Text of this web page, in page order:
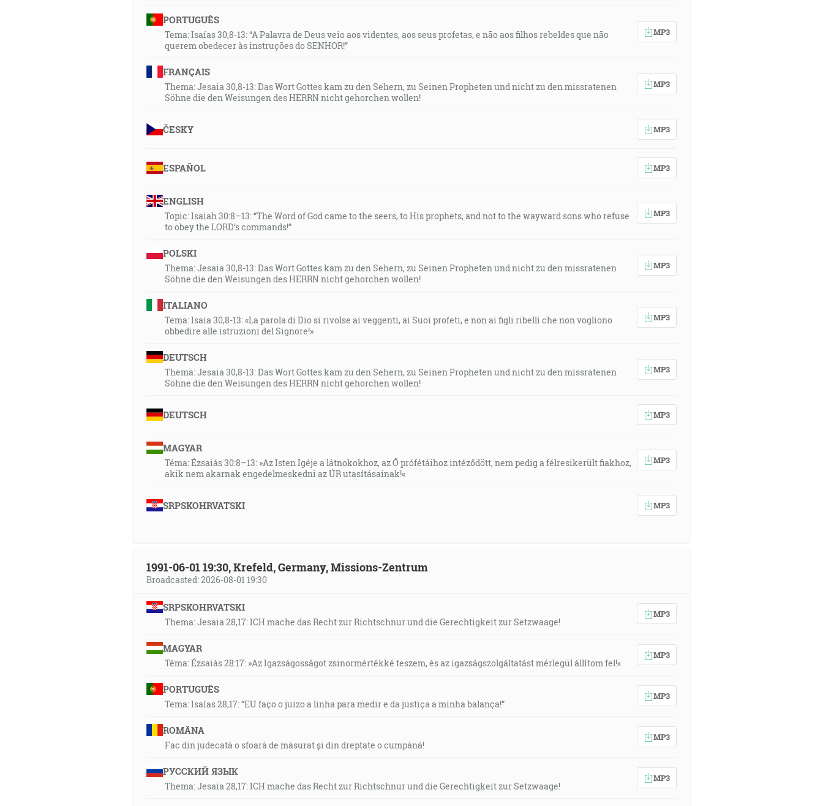
PORTUGUÊS
Tema: Isaías 30,8-13: “A Palavra de Deus veio aos videntes, aos seus profetas, e não aos filhos rebeldes que não
querem obedecer às instruções do SENHOR!”
MP3
FRANÇAIS
Thema: Jesaia 30,8-13: Das Wort Gottes kam zu den Sehern, zu Seinen Propheten und nicht zu den missratenen
Söhne die den Weisungen des HERRN nicht gehorchen wollen!
MP3
ČESKY MP3
ESPAÑOL MP3
ENGLISH
Topic: Isaiah 30:8–13: “The Word of God came to the seers, to His prophets, and not to the wayward sons who refuse
to obey the LORD’s commands!”
MP3
POLSKI
Thema: Jesaia 30,8-13: Das Wort Gottes kam zu den Sehern, zu Seinen Propheten und nicht zu den missratenen
Söhne die den Weisungen des HERRN nicht gehorchen wollen!
MP3
ITALIANO
Tema: Isaia 30,8-13: «La parola di Dio si rivolse ai veggenti, ai Suoi profeti, e non ai figli ribelli che non vogliono
obbedire alle istruzioni del Signore!»
MP3
DEUTSCH
Thema: Jesaia 30,8-13: Das Wort Gottes kam zu den Sehern, zu Seinen Propheten und nicht zu den missratenen
Söhne die den Weisungen des HERRN nicht gehorchen wollen!
MP3
DEUTSCH MP3
MAGYAR
Téma: Ézsaiás 30:8–13: »Az Isten Igéje a látnokokhoz, az Ő prófétáihoz intéződött, nem pedig a félresikerült fiakhoz,
akik nem akarnak engedelmeskedni az ÚR utasításainak!«
MP3
SRPSKOHRVATSKI MP3
1991-06-01 19:30, Krefeld, Germany, Missions-Zentrum
Broadcasted: 2026-08-01 19:30
SRPSKOHRVATSKI
Thema: Jesaia 28,17: ICH mache das Recht zur Richtschnur und die Gerechtigkeit zur Setzwaage!
MP3
MAGYAR
Téma: Ézsaiás 28:17: »Az Igazságosságot zsinormértékké teszem, és az igazságszolgáltatást mérlegül állítom fel!«
MP3
PORTUGUÊS
Tema: Isaías 28,17: “EU faço o juizo a linha para medir e da justiça a minha balança!”
MP3
ROMÂNA
Fac din judecată o sfoară de măsurat și din dreptate o cumpănă!
MP3
РУССКИЙ ЯЗЫК
Thema: Jesaia 28,17: ICH mache das Recht zur Richtschnur und die Gerechtigkeit zur Setzwaage!
MP3